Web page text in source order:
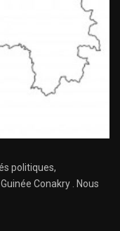
politiques,
Conakry . Nous